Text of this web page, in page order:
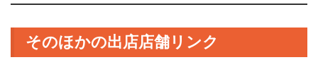
そのほかの出店店舗リンク